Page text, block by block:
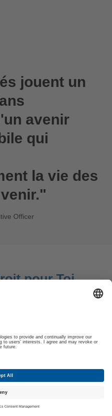
jouent un
avenir
qui
la vie des
Officer
pour Toi
5 centres de compétences
de première qualité,
coopératif et
Chaque site apporte
pour une qualité de